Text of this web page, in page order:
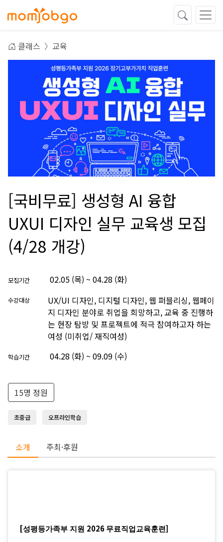
클래스 교육
[국비무료] 생성형 AI 융합
UXUI 디자인 실무 교육생 모집
(4/28 개강)
모집기간 02.05 (목) ~ 04.28 (화)
수강대상
UX/UI 디자인, 디지털 디자인, 웹 퍼블리싱, 웹페이
지 디자인 분야로 취업을 희망하고, 교육 중 진행하
는 현장 탐방 및 프로젝트에 적극 참여하고자 하는
여성 (미취업/ 재직여성)
학습기간 04.28 (화) ~ 09.09 (수)
15명 정원
초중급 오프라인학습
소개 주최·후원
[성평등가족부 지원 2026 무료직업교육훈련]